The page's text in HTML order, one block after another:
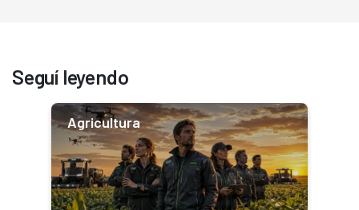
Seguí leyendo
Agricultura